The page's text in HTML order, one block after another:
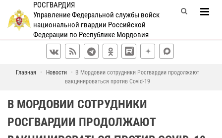
РОСГВАРДИЯ
Управление Федеральной службы войск
национальной гвардии Российской
Федерации по Республике Мордовия
Главная Новости
В Мордовии сотрудники Росгвардии продолжают
вакцинироваться против Covid-19
В МОРДОВИИ СОТРУДНИКИ
РОСГВАРДИИ ПРОДОЛЖАЮТ